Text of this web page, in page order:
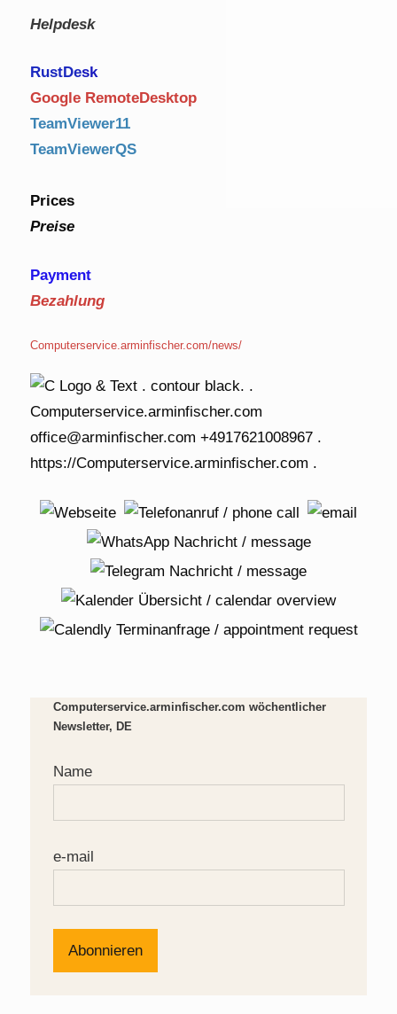
Helpdesk
RustDesk
Google RemoteDesktop
TeamViewer11
TeamViewerQS
Prices
Preise
Payment
Bezahlung
Computerservice.arminfischer.com/news/
Computerservice.arminfischer.com wöchentlicher
Newsletter, DE
Name
e-mail